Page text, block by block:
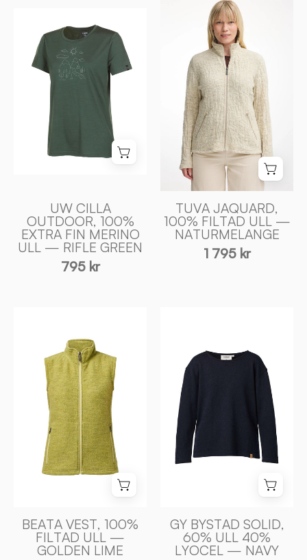
CILLA
OUTDOOR,
100%
EXTRA
MERINO
—
-
Ivanhoe
of
Sweden
UW CILLA
OUTDOOR, 100%
EXTRA FIN MERINO
ULL — RIFLE GREEN
795 kr
JAQUARD,
100%
FILTAD
ULL
—
-
Ivanhoe
of
Sweden
TUVA JAQUARD,
100% FILTAD ULL —
NATURMELANGE
1 795 kr
100%
FILTAD
ULL
—
GOLDEN
LIME
-
Ivanhoe
BEATA VEST, 100%
FILTAD ULL —
GOLDEN LIME
SOLID,
NAVY
Sweden
GY BYSTAD SOLID,
60% ULL 40%
LYOCEL — NAVY